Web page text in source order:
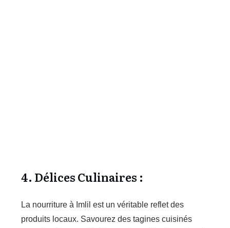
4. Délices Culinaires :
La nourriture à Imlil est un véritable reflet des
produits locaux. Savourez des tagines cuisinés